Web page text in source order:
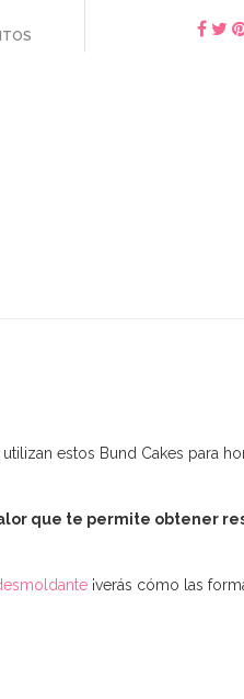
estos Bund Cakes para
que te permite obtener
¡verás cómo las